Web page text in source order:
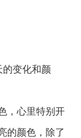
变化和颜
，心里特别开
的颜色，除了